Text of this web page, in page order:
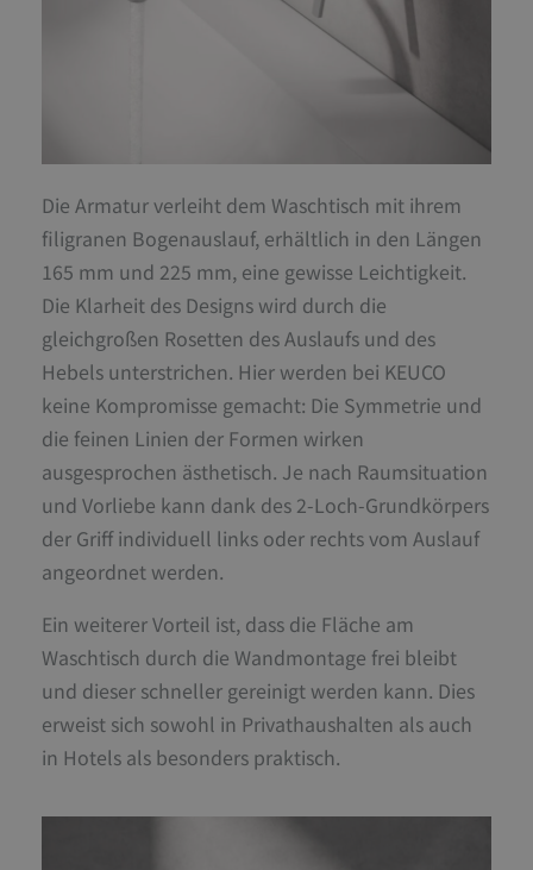
Die Armatur verleiht dem Waschtisch mit ihrem
filigranen Bogenauslauf, erhältlich in den Längen
165 mm und 225 mm, eine gewisse Leichtigkeit.
Die Klarheit des Designs wird durch die
gleichgroßen Rosetten des Auslaufs und des
Hebels unterstrichen. Hier werden bei KEUCO
keine Kompromisse gemacht: Die Symmetrie und
die feinen Linien der Formen wirken
ausgesprochen ästhetisch. Je nach Raumsituation
und Vorliebe kann dank des 2-Loch-Grundkörpers
der Griff individuell links oder rechts vom Auslauf
angeordnet werden.
Ein weiterer Vorteil ist, dass die Fläche am
Waschtisch durch die Wandmontage frei bleibt
und dieser schneller gereinigt werden kann. Dies
erweist sich sowohl in Privathaushalten als auch
in Hotels als besonders praktisch.